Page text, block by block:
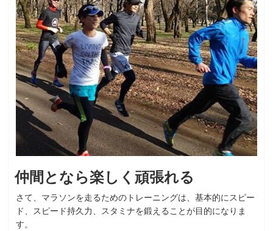
仲間となら楽しく頑張れる
さて、マラソンを走るためのトレーニングは、基本的にスピー
ド、スピード持久力、スタミナを鍛えることが目的になりま
す。